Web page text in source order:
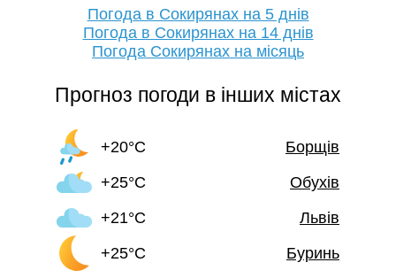
Погода в Сокирянах на 5 днів
Погода в Сокирянах на 14 днів
Погода Сокирянах на місяць
Прогноз погоди в інших містах
+20°C
Борщів
+25°C
Обухів
+21°C
Львів
+25°C
Буринь